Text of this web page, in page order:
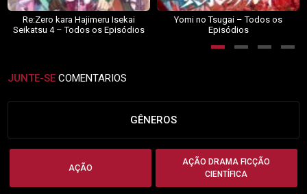
Re:Zero kara Hajimeru Isekai
Seikatsu 4 – Todos os Episódios
Yomi no Tsugai – Todos os
Episódios
JUNTE-SE COMENTARIOS
GÊNEROS
AÇÃO
AÇÃO DRAMA FICÇÃO
CIENTÍFICA